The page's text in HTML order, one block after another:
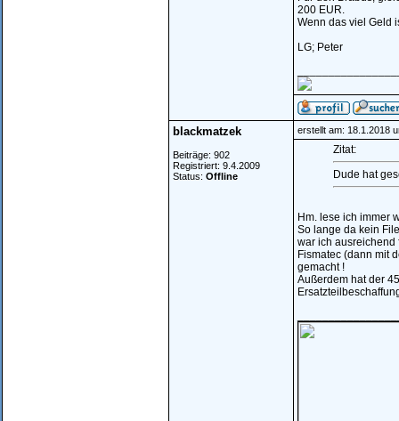
200 EUR.
Wenn das viel Geld
LG; Peter
blackmatzek
Beiträge: 902
Registriert: 9.4.2009
Status: Offline
erstellt am: 18.1.2018
Zitat:
Dude hat
Hm. lese ich immer
So lange da kein
war ich ausreichend
Fismatec (dann mit
gemacht !
Außerdem hat der